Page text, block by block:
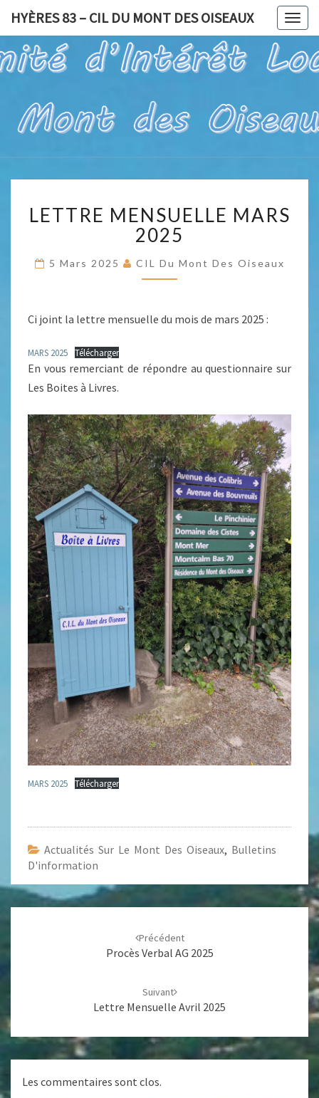
HYÈRES 83 – CIL DU MONT DES OISEAUX
HYÈRES
83 – CIL
DU
MONT
DES
OISEAUX
Pour Un Site
Exceptionnel,
À Valoriser
Et Préserver
MENSUELLE
MARS
2025
LETTRE MENSUELLE MARS
2025
5 Mars 2025 CIL Du Mont Des Oiseaux
Ci joint la lettre mensuelle du mois de mars 2025 :
MARS 2025 Télécharger
En vous remerciant de répondre au questionnaire sur
Les Boites à Livres.
MARS 2025 Télécharger
Actualités Sur Le Mont Des Oiseaux, Bulletins
D'information
Précédent
Procès Verbal AG 2025
Suivant
Lettre Mensuelle Avril 2025
Les commentaires sont clos.